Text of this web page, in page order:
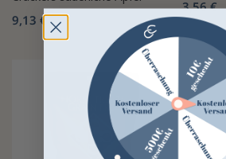
9,13 €
3,56 €